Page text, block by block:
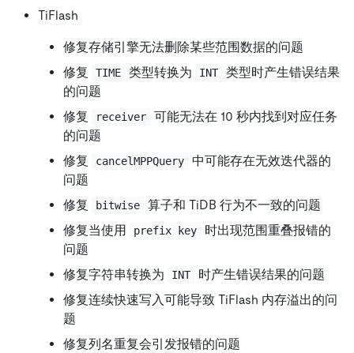
TiFlash
修复存储引擎无法删除某些范围数据的问题
修复
TIME 类型转换为 INT
类型时产生错误结果
的问题
修复
receiver
可能无法在 10 秒内找到对应任务
的问题
修复
cancelMPPQuery
中可能存在无效迭代器的
问题
修复
bitwise
算子和 TiDB 行为不一致的问题
修复当使用
prefix key
时出现范围重叠报错的
问题
修复字符串转换为
INT
时产生错误结果的问题
修复连续快速写入可能导致 TiFlash 内存溢出的问
题
修复列名重复会引发报错的问题